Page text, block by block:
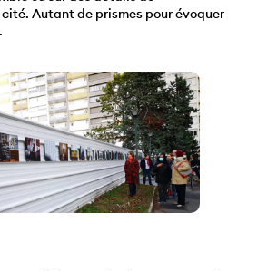
cité. Autant de prismes pour évoquer